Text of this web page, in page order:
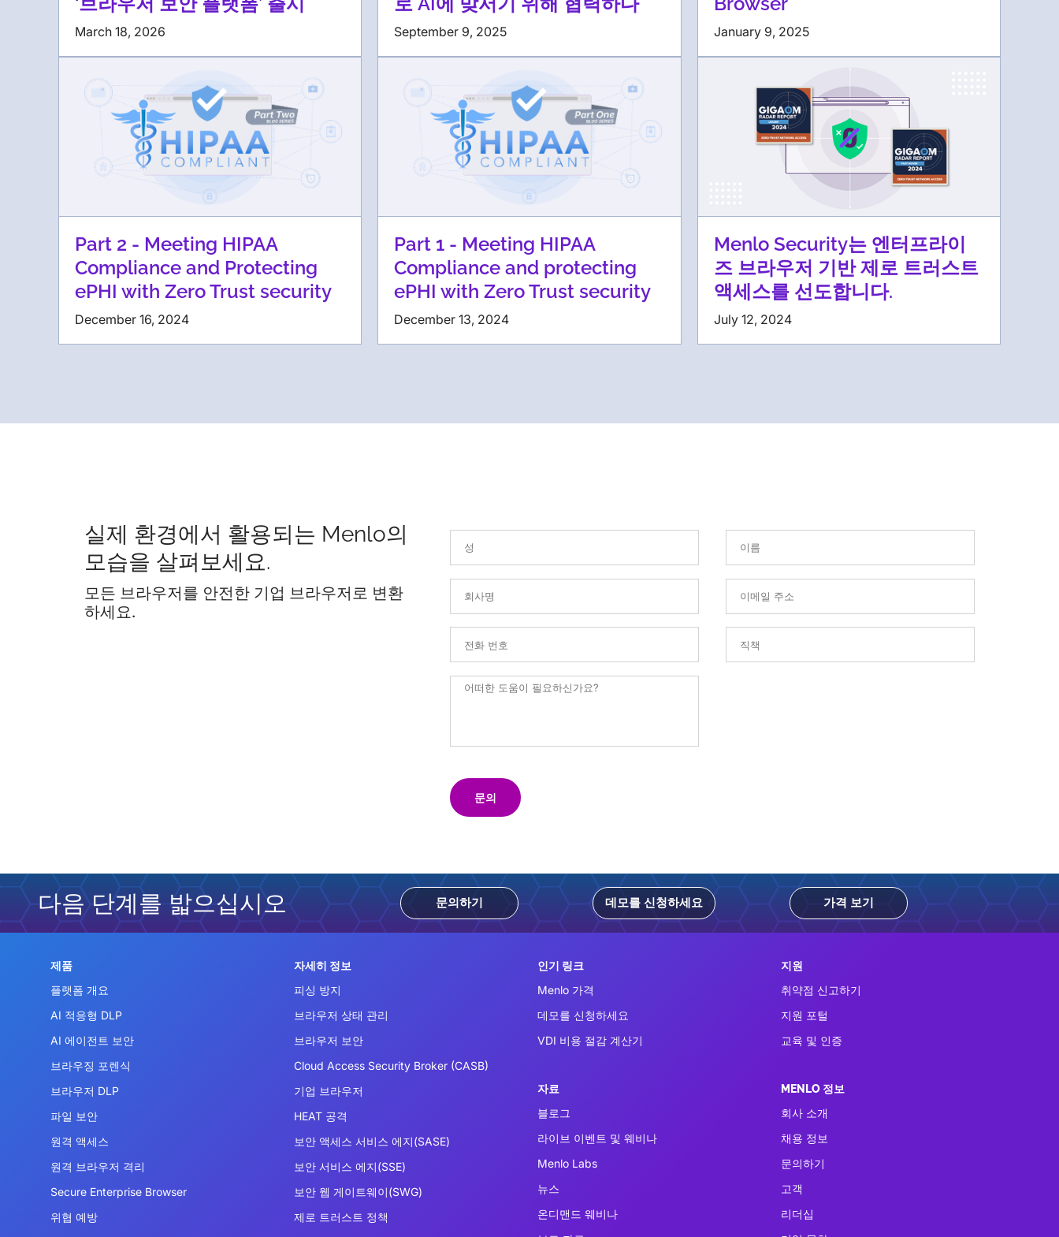
March 18, 2026 September 9, 2025 January 9, 2025
Part 2 - Meeting HIPAA
Compliance and Protecting
ePHI with Zero Trust security
December 16, 2024
Part 1 - Meeting HIPAA
Compliance and protecting
ePHI with Zero Trust security
December 13, 2024
Menlo Security는 엔터프라이
즈 브라우저 기반 제로 트러스트
액세스를 선도합니다.
July 12, 2024
실제 환경에서 활용되는 Menlo의
모습을 살펴보세요.
모든 브라우저를 안전한 기업 브라우저로 변환
하세요.
문의
다음 단계를 밟으십시오 문의하기 데모를 신청하세요 가격 보기
제품
플랫폼 개요
AI 적응형 DLP
AI 에이전트 보안
브라우징 포렌식
브라우저 DLP
파일 보안
원격 액세스
원격 브라우저 격리
Secure Enterprise Browser
위협 예방
자세히 정보
피싱 방지
브라우저 상태 관리
브라우저 보안
Cloud Access Security Broker (CASB)
기업 브라우저
HEAT 공격
보안 액세스 서비스 에지(SASE)
보안 서비스 에지(SSE)
보안 웹 게이트웨이(SWG)
제로 트러스트 정책
인기 링크
Menlo 가격
데모를 신청하세요
VDI 비용 절감 계산기
자료
블로그
라이브 이벤트 및 웨비나
Menlo Labs
뉴스
온디맨드 웨비나
지원
취약점 신고하기
지원 포털
교육 및 인증
MENLO 정보
회사 소개
채용 정보
문의하기
고객
리더십